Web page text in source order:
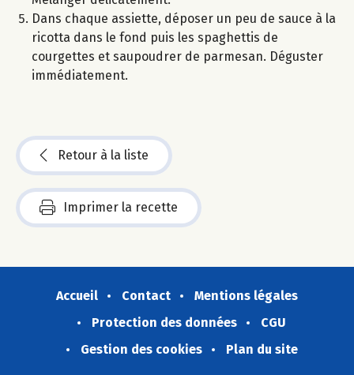
Dans chaque assiette, déposer un peu de sauce à la
ricotta dans le fond puis les spaghettis de
courgettes et saupoudrer de parmesan. Déguster
immédiatement.
Retour à la liste
Imprimer la recette
Accueil Contact
Mentions légales
Protection des données
CGU
Gestion des cookies
Plan du site